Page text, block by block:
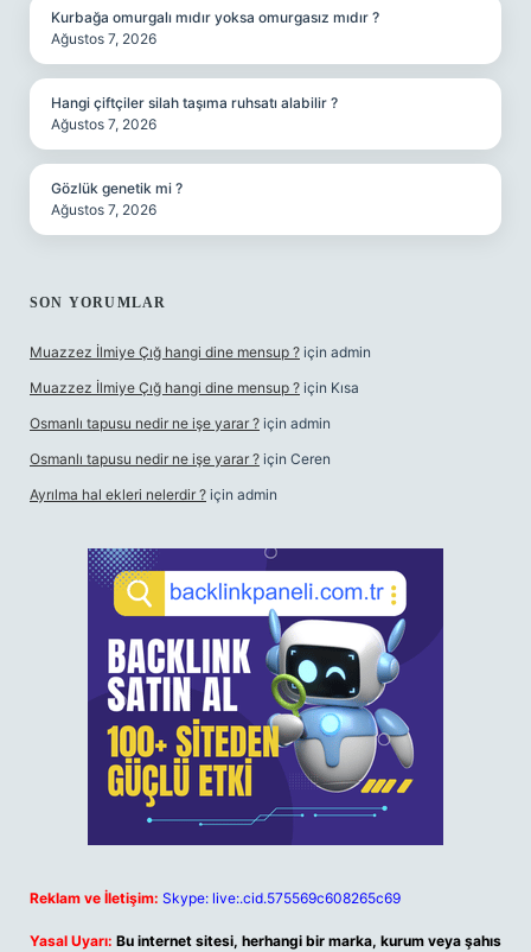
Kurbağa omurgalı mıdır yoksa omurgasız mıdır ?
Ağustos 7, 2026
Hangi çiftçiler silah taşıma ruhsatı alabilir ?
Ağustos 7, 2026
Gözlük genetik mi ?
Ağustos 7, 2026
SON YORUMLAR
Muazzez İlmiye Çığ hangi dine mensup ? için admin
Muazzez İlmiye Çığ hangi dine mensup ? için Kısa
Osmanlı tapusu nedir ne işe yarar ? için admin
Osmanlı tapusu nedir ne işe yarar ? için Ceren
Ayrılma hal ekleri nelerdir ? için admin
Reklam ve İletişim: Skype: live:.cid.575569c608265c69
Yasal Uyarı: Bu internet sitesi, herhangi bir marka, kurum veya şahıs